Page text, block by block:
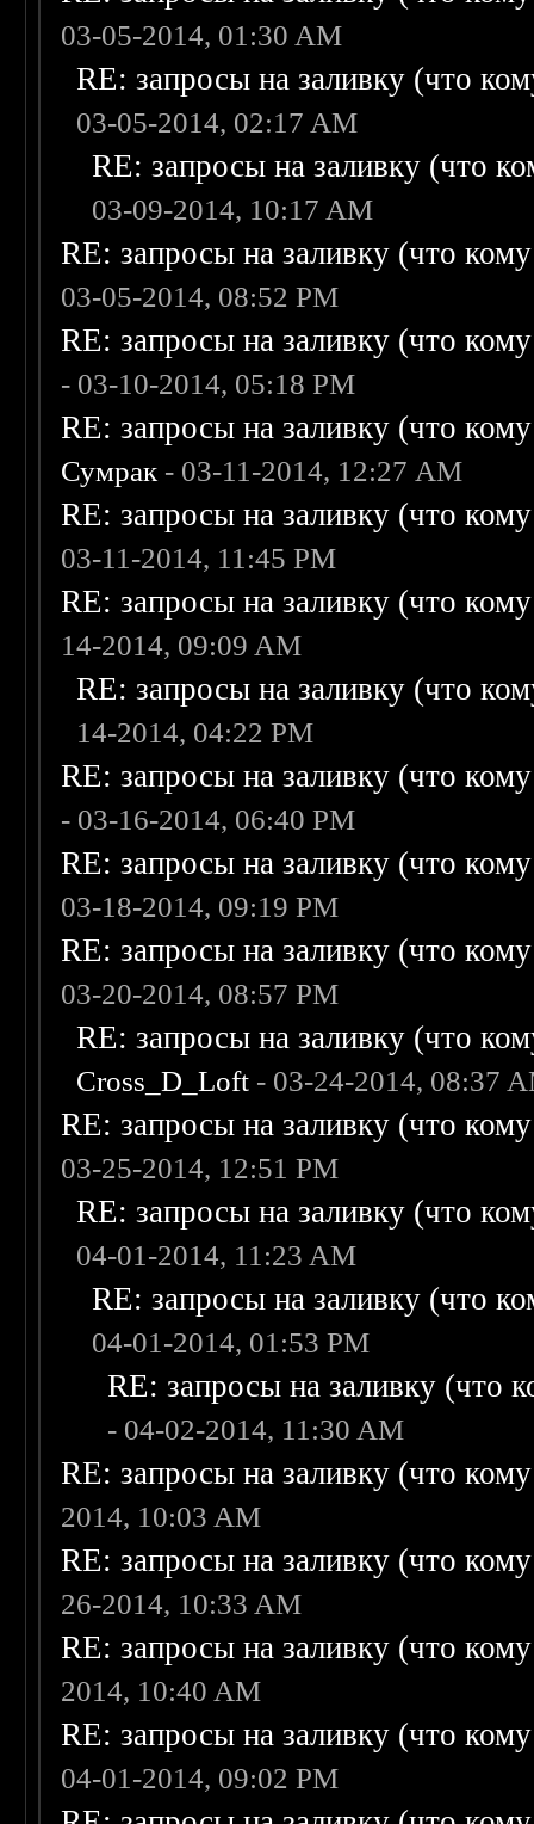
03-05-2014, 01:30 AM
RE: запросы на заливку (что
03-05-2014, 02:17 AM
RE: запросы на заливку (что
03-09-2014, 10:17 AM
RE: запросы на заливку (что
03-05-2014, 08:52 PM
RE: запросы на заливку (что
- 03-10-2014, 05:18 PM
RE: запросы на заливку (что
Сумрак - 03-11-2014, 12:27 AM
RE: запросы на заливку (что
03-11-2014, 11:45 PM
RE: запросы на заливку (что
14-2014, 09:09 AM
RE: запросы на заливку (что
14-2014, 04:22 PM
RE: запросы на заливку (что
- 03-16-2014, 06:40 PM
RE: запросы на заливку (что
03-18-2014, 09:19 PM
RE: запросы на заливку (что
03-20-2014, 08:57 PM
RE: запросы на заливку (что
Cross_D_Loft - 03-24-2014, 08:37
RE: запросы на заливку (что
03-25-2014, 12:51 PM
RE: запросы на заливку (что
04-01-2014, 11:23 AM
RE: запросы на заливку (что
04-01-2014, 01:53 PM
RE: запросы на заливку (что
- 04-02-2014, 11:30 AM
RE: запросы на заливку (что
2014, 10:03 AM
RE: запросы на заливку (что
26-2014, 10:33 AM
RE: запросы на заливку (что
2014, 10:40 AM
RE: запросы на заливку (что
04-01-2014, 09:02 PM